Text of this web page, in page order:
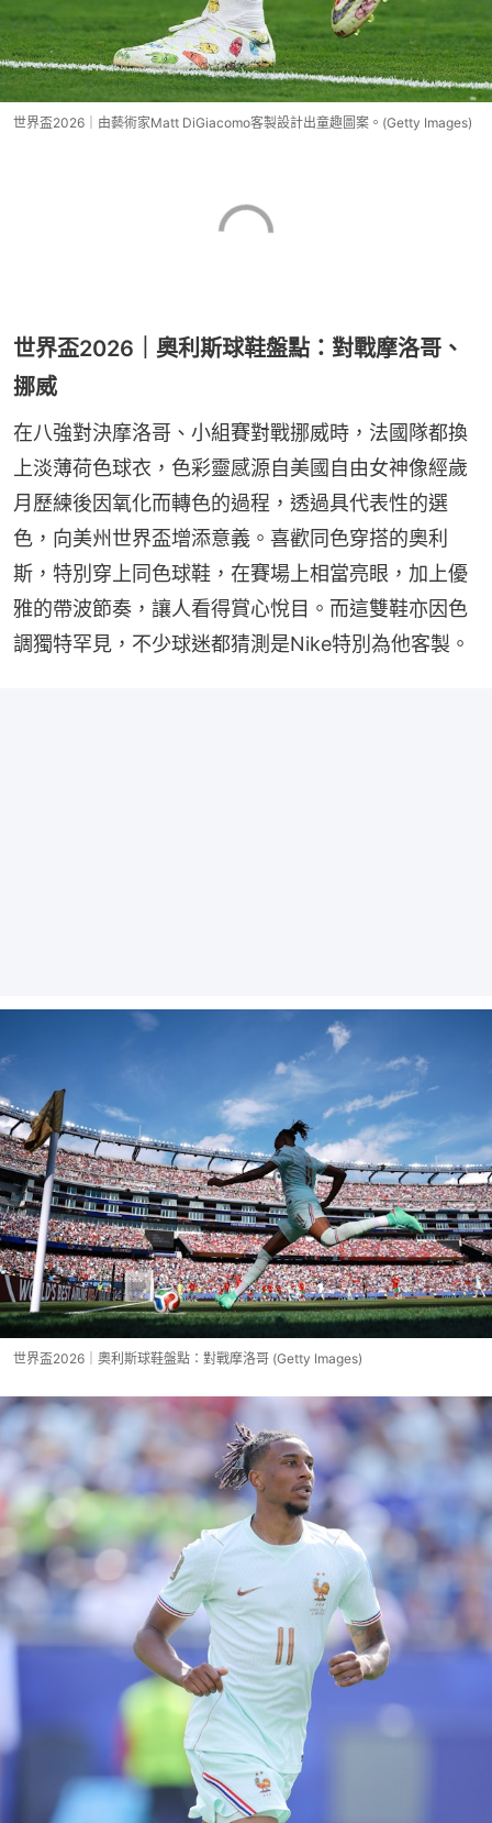
世界盃2026｜由藝術家Matt DiGiacomo客製設計出童趣圖案。(Getty Images)
世界盃2026｜奧利斯球鞋盤點：對戰摩洛哥、
挪威
在八強對決摩洛哥、小組賽對戰挪威時，法國隊都換
上淡薄荷色球衣，色彩靈感源自美國自由女神像經歲
月歷練後因氧化而轉色的過程，透過具代表性的選
色，向美州世界盃增添意義。喜歡同色穿搭的奧利
斯，特別穿上同色球鞋，在賽場上相當亮眼，加上優
雅的帶波節奏，讓人看得賞心悅目。而這雙鞋亦因色
調獨特罕見，不少球迷都猜測是Nike特別為他客製。
世界盃2026｜奧利斯球鞋盤點：對戰摩洛哥 (Getty Images)